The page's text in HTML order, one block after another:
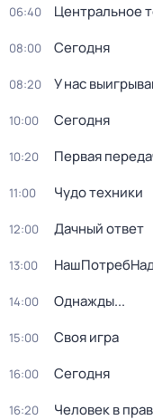
06:40 Центральное
08:00 Сегодня
08:20 У нас
10:00 Сегодня
10:20 Первая
11:00 Чудо техники
12:00 Дачный ответ
13:00
14:00 Однажды...
15:00 Своя игра
16:00 Сегодня
16:20 Человек в